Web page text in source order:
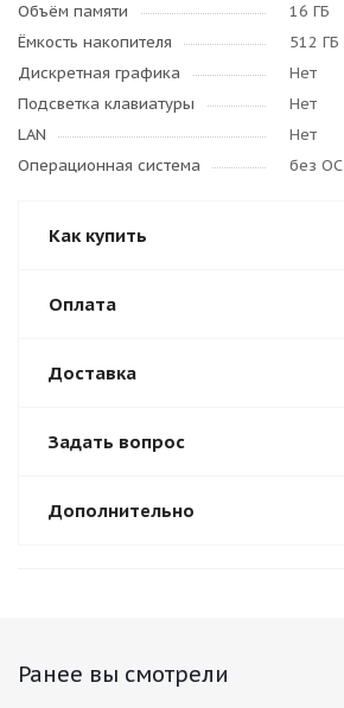
Объём памяти
16 ГБ
Ёмкость накопителя
512 ГБ
Дискретная графика
Нет
Подсветка клавиатуры
Нет
LAN
Нет
Операционная система
без ОС
Как купить
Оплата
Доставка
Задать вопрос
Дополнительно
Ранее вы смотрели